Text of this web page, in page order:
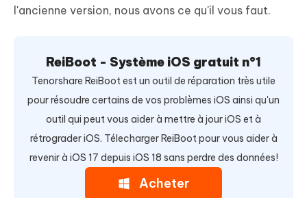
l'ancienne version, nous avons ce qu'il vous faut.
ReiBoot - Système iOS gratuit n°1
Tenorshare ReiBoot est un outil de réparation très utile
pour résoudre certains de vos problèmes iOS ainsi qu'un
outil qui peut vous aider à mettre à jour iOS et à
rétrograder iOS. Télecharger ReiBoot pour vous aider à
revenir à iOS 17 depuis iOS 18 sans perdre des données!
Acheter